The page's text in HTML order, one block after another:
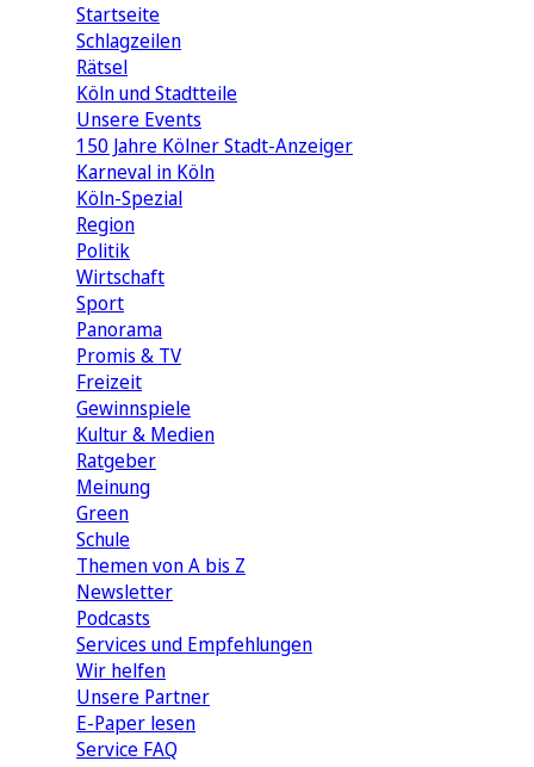
Startseite
Schlagzeilen
Rätsel
Köln und Stadtteile
Unsere Events
150 Jahre Kölner Stadt-Anzeiger
Karneval in Köln
Köln-Spezial
Region
Politik
Wirtschaft
Sport
Panorama
Promis & TV
Freizeit
Gewinnspiele
Kultur & Medien
Ratgeber
Meinung
Green
Schule
Themen von A bis Z
Newsletter
Podcasts
Services und Empfehlungen
Wir helfen
Unsere Partner
E-Paper lesen
Service FAQ